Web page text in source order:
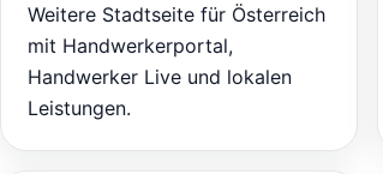
Weitere Stadtseite für Österreich
mit Handwerkerportal,
Handwerker Live und lokalen
Leistungen.